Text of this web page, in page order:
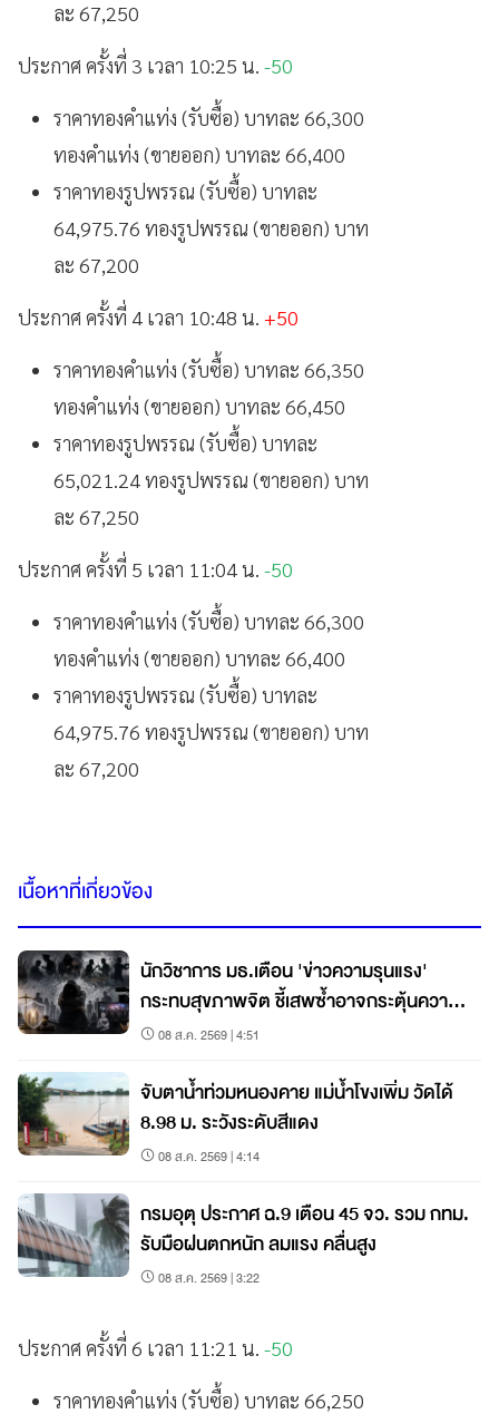
ละ 67,250
ประกาศ ครั้งที่ 3 เวลา 10:25 น. -50
ราคาทองคำแท่ง (รับซื้อ) บาทละ 66,300
ทองคำแท่ง (ขายออก) บาทละ 66,400
ราคาทองรูปพรรณ (รับซื้อ) บาทละ
64,975.76 ทองรูปพรรณ (ขายออก) บาท
ละ 67,200
ประกาศ ครั้งที่ 4 เวลา 10:48 น. +50
ราคาทองคำแท่ง (รับซื้อ) บาทละ 66,350
ทองคำแท่ง (ขายออก) บาทละ 66,450
ราคาทองรูปพรรณ (รับซื้อ) บาทละ
65,021.24 ทองรูปพรรณ (ขายออก) บาท
ละ 67,250
ประกาศ ครั้งที่ 5 เวลา 11:04 น. -50
ราคาทองคำแท่ง (รับซื้อ) บาทละ 66,300
ทองคำแท่ง (ขายออก) บาทละ 66,400
ราคาทองรูปพรรณ (รับซื้อ) บาทละ
64,975.76 ทองรูปพรรณ (ขายออก) บาท
ละ 67,200
เนื้อหาที่เกี่ยวข้อง
นักวิชาการ มธ.เตือน 'ข่าวความรุนแรง'
กระทบสุขภาพจิต ชี้เสพซ้ำอาจกระตุ้นความ
กลัว–วิตกกังวล แนะรัฐ-สื่อร่วมสร้างพื้นที่
08 ส.ค. 2569 | 4:51
จับตาน้ำท่วมหนองคาย แม่น้ำโขงเพิ่ม วัดได้
8.98 ม. ระวังระดับสีแดง
08 ส.ค. 2569 | 4:14
กรมอุตุ ประกาศ ฉ.9 เตือน 45 จว. รวม กทม.
รับมือฝนตกหนัก ลมแรง คลื่นสูง
08 ส.ค. 2569 | 3:22
ประกาศ ครั้งที่ 6 เวลา 11:21 น. -50
ราคาทองคำแท่ง (รับซื้อ) บาทละ 66,250